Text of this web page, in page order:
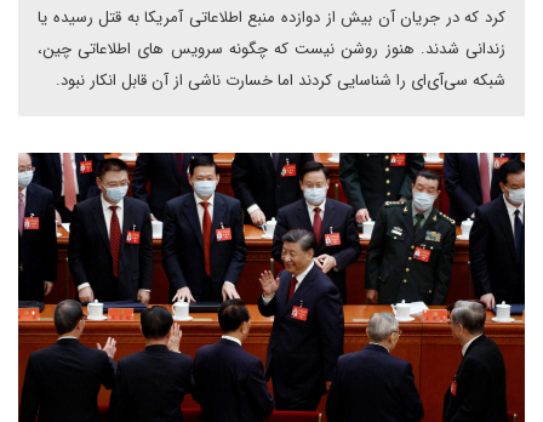
کرد که در جریان آن بیش از دوازده منبع اطلاعاتی آمریکا به قتل رسیده یا
زندانی شدند. هنوز روشن نیست که چگونه سرویس های اطلاعاتی چین،
شبکه سی‌آی‌ای را شناسایی کردند اما خسارت ناشی از آن قابل انکار نبود.